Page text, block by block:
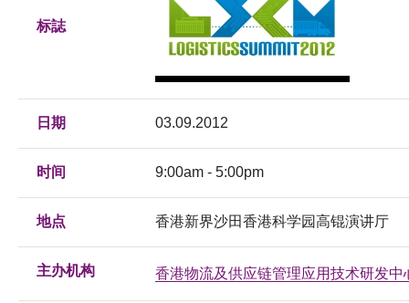
标誌
日期 03.09.2012
时间 9:00am - 5:00pm
地点 香港新界沙田香港科学园高锟演讲厅
主办机构 香港物流及供应链管理应用技术研发中